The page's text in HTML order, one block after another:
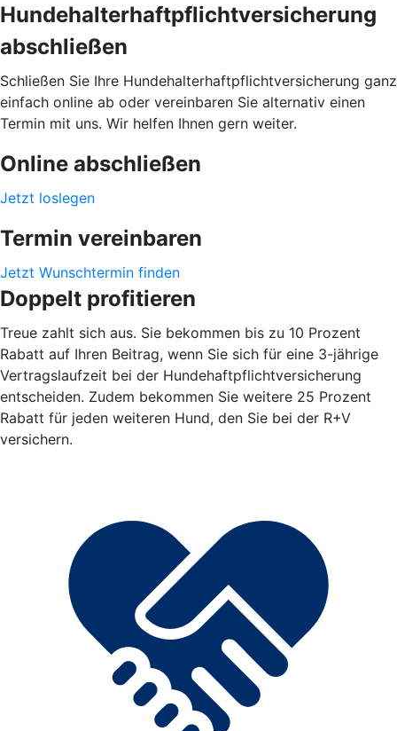
Hundehalterhaftpflichtversicherung
abschließen
Schließen Sie Ihre Hundehalterhaftpflichtversicherung ganz
einfach online ab oder vereinbaren Sie alternativ einen
Termin mit uns. Wir helfen Ihnen gern weiter.
Online abschließen
Jetzt loslegen
Termin vereinbaren
Jetzt Wunschtermin finden
Doppelt profitieren
Treue zahlt sich aus. Sie bekommen bis zu 10 Prozent
Rabatt auf Ihren Beitrag, wenn Sie sich für eine 3-jährige
Vertragslaufzeit bei der Hundehaftpflichtversicherung
entscheiden. Zudem bekommen Sie weitere 25 Prozent
Rabatt für jeden weiteren Hund, den Sie bei der R+V
versichern.